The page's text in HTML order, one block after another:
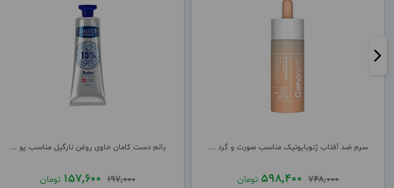
بالم دست کامان حاوی روغن نارگیل مناسب پو ...
197,000
157,600 تومان
سرم ضد آفتاب ژنوبایوتیک مناسب صورت و گرد ...
748,000
598,400 تومان